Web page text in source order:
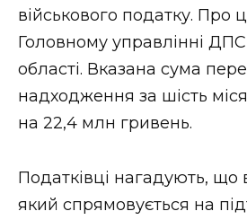
НОВИНИ ЗАХІДНОЇ
ФОТО
ВІДЕО
військового податку. Про
Головному управлінні ДПС
області. Вказана сума
надходження за шість
на 22,4 млн гривень.
Податківці нагадують, що
який спрямовується на